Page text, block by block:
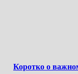
Коротко о